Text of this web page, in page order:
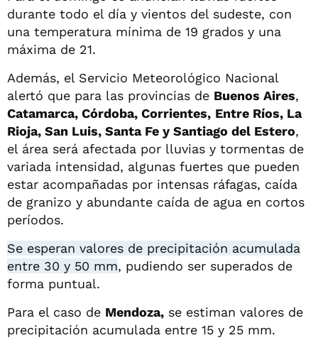
durante todo el día y vientos del sudeste, con
una temperatura mínima de 19 grados y una
máxima de 21.
Además, el Servicio Meteorológico Nacional
alertó que para las provincias de Buenos Aires,
Catamarca, Córdoba, Corrientes, Entre Ríos, La
Rioja, San Luis, Santa Fe y Santiago del Estero,
el área será afectada por lluvias y tormentas de
variada intensidad, algunas fuertes que pueden
estar acompañadas por intensas ráfagas, caída
de granizo y abundante caída de agua en cortos
períodos.
Se esperan valores de precipitación acumulada
entre 30 y 50 mm, pudiendo ser superados de
forma puntual.
Para el caso de Mendoza, se estiman valores de
precipitación acumulada entre 15 y 25 mm.